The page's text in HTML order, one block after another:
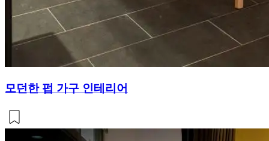
모던한 펍 가구 인테리어